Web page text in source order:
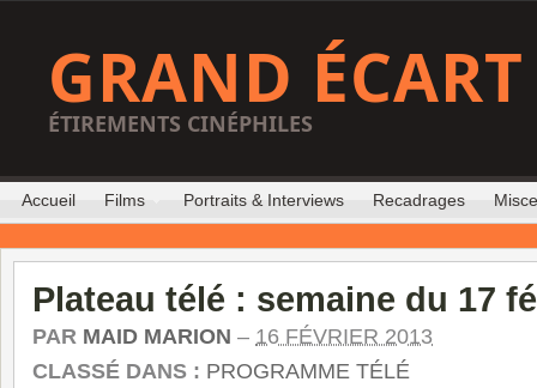
GRAND ÉCART
ÉTIREMENTS CINÉPHILES
Accueil Films Portraits & Interviews Recadrages
Plateau télé : semaine du 17
PAR MAID MARION – 16 FÉVRIER 2013
CLASSÉ DANS : PROGRAMME TÉLÉ